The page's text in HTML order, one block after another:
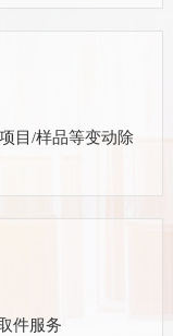
目/样品等变动除
件服务